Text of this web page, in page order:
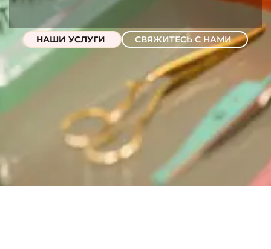
НАШИ УСЛУГИ СВЯЖИТЕСЬ С НАМИ